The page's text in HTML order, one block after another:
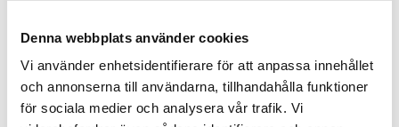
Denna webbplats använder cookies
Vi använder enhetsidentifierare för att anpassa innehållet
och annonserna till användarna, tillhandahålla funktioner
för sociala medier och analysera vår trafik. Vi
Material för provkontaktande delar: rostfritt
stål, Viton
Information
Universalfilter av typ FSS-20SS150 är helt tillverkat av
rostfritt stål 316 Ti med en lång kropp och ett 150 mm